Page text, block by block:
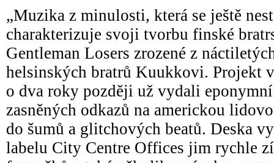
„Muzika z minulosti, která se ještě
charakterizuje svoji tvorbu finské
Gentleman Losers zrozené z
helsinských bratrů Kuukkovi. Projekt
o dva roky později už vydali
zasněných odkazů na americkou
do šumů a glitchových beatů. Deska
labelu City Centre Offices jim rychle